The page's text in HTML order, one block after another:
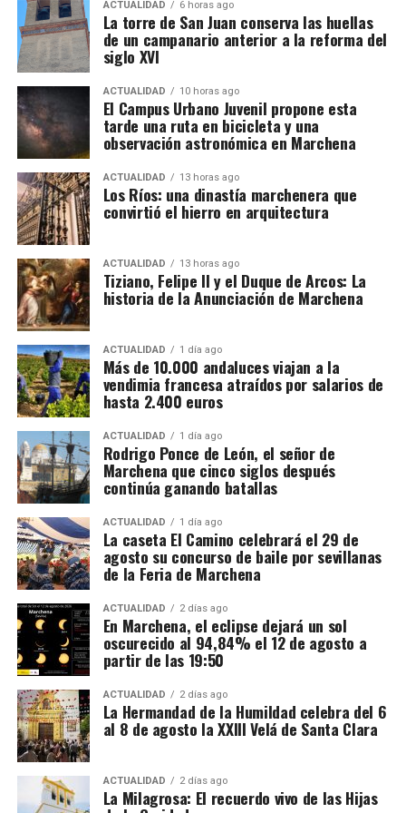
Felipe II, consciente del talento de Tiziano, le confió
la realización de susPoesías,una serie de cuadros
mitológicos que desbordaban
sofisticación.
profundamente al monarca, fueLa Anunciación
Tiziano. Su dramatismo, la iluminación etérea y la
intensidad emocional la convirtieron en una
referencia obligadapara los pintores de su tiempo. Es
aquí donde entra en juego la figura deVasco Pereira
han pasado de padres a hijos y se mantienen desde
hace décadas.
Cuándo comienza la vendimia
Las primeras incorporaciones están previstas desde
mediados de agosto en las zonas francesas donde la
uva madura antes. La campaña se extenderá durante
septiembre en regiones como Borgoña, Champaña,
Beaujolais y Burdeos.
Los contratos suelen durar entre diez días y tres
semanas. Algunos trabajadores enlazan varias
explotaciones y permanecen en Francia durante más
de un mes. La fecha exacta depende de la
maduración de la uva y de las temperaturas.
Cuánto se cobra
El salario mínimo oficial francés es de 12,02 euros
brutos por hora. Sin embargo, las ofertas actuales
consultadas por France Travail ofrecen entre 12,31 y
14,50 euros brutos, dependiendo de la finca y del
trabajo realizado.
CCOO calcula unos ingresos de entre 1.900 y 2.337
euros netos mensuales, que pueden aproximarse a
2.400 euros cuando se realizan horas extraordinarias
o se reciben complementos.
La jornada ordinaria es de 35 horas semanales. Las
horas adicionales deben pagarse con los siguientes
recargos:
De la hora 36 a la 43: un 25% más.
El contrato también debe incluir una compensación
ACTUALIDAD 6 horas ago
La torre de San Juan conserva las huellas
de un campanario anterior a la reforma del
siglo XVI
ACTUALIDAD 10 horas ago
El Campus Urbano Juvenil propone esta
tarde una ruta en bicicleta y una
observación astronómica en Marchena
ACTUALIDAD 13 horas ago
Los Ríos: una dinastía marchenera que
convirtió el hierro en arquitectura
ACTUALIDAD 13 horas ago
Tiziano, Felipe II y el Duque de Arcos: La
historia de la Anunciación de Marchena
ACTUALIDAD 1 día ago
Más de 10.000 andaluces viajan a la
vendimia francesa atraídos por salarios de
hasta 2.400 euros
ACTUALIDAD 1 día ago
Rodrigo Ponce de León, el señor de
Marchena que cinco siglos después
continúa ganando batallas
ACTUALIDAD 1 día ago
La caseta El Camino celebrará el 29 de
agosto su concurso de baile por sevillanas
de la Feria de Marchena
ACTUALIDAD 2 días ago
En Marchena, el eclipse dejará un sol
oscurecido al 94,84% el 12 de agosto a
partir de las 19:50
ACTUALIDAD 2 días ago
La Hermandad de la Humildad celebra del 6
al 8 de agosto la XXIII Velá de Santa Clara
ACTUALIDAD 2 días ago
La Milagrosa: El recuerdo vivo de las Hijas